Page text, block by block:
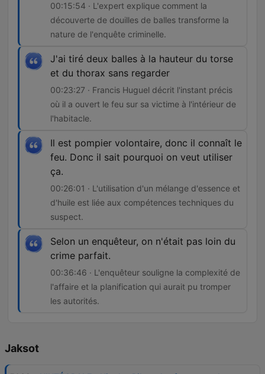
00:15:54 · L'expert explique comment la
découverte de douilles de balles transforme la
nature de l'enquête criminelle.
J'ai tiré deux balles à la hauteur du torse
et du thorax sans regarder
00:23:27 · Francis Huguel décrit l'instant précis
où il a ouvert le feu sur sa victime à l'intérieur de
l'habitacle.
Il est pompier volontaire, donc il connaît le
feu. Donc il sait pourquoi on veut utiliser
ça.
00:26:01 · L'utilisation d'un mélange d'essence et
d'huile est liée aux compétences techniques du
suspect.
Selon un enquêteur, on n'était pas loin du
crime parfait.
00:36:46 · L'enquêteur souligne la complexité de
l'affaire et la planification qui aurait pu tromper
les autorités.
Jaksot